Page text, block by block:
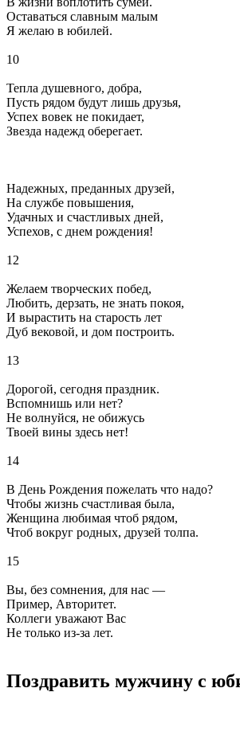
Оставаться славным малым
Я желаю в юбилей.
10
Тепла душевного, добра,
Пусть рядом будут лишь друзья,
Успех вовек не покидает,
Звезда надежд оберегает.
Надежных, преданных друзей,
На службе повышения,
Удачных и счастливых дней,
Успехов, с днем рождения!
12
Желаем творческих побед,
Любить, дерзать, не знать покоя,
И вырастить на старость лет
Дуб вековой, и дом построить.
13
Дорогой, сегодня праздник.
Вспомнишь или нет?
Не волнуйся, не обижусь
Твоей вины здесь нет!
14
В День Рождения пожелать что надо?
Чтобы жизнь счастливая была,
Женщина любимая чтоб рядом,
Чтоб вокруг родных, друзей толпа.
15
Вы, без сомнения, для нас —
Пример, Авторитет.
Коллеги уважают Вас
Не только из-за лет.
Поздравить мужчину с